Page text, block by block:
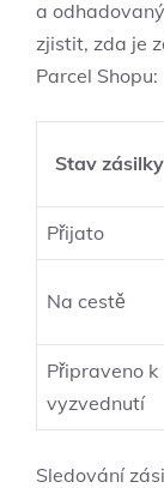
a
zjistit, zda je
Parcel Shopu:
Stav zásilky
Přijato
Na cestě
Připraveno k
vyzvednutí
Sledování